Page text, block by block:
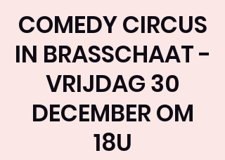
COMEDY CIRCUS
IN BRASSCHAAT -
VRIJDAG 30
DECEMBER OM
18U